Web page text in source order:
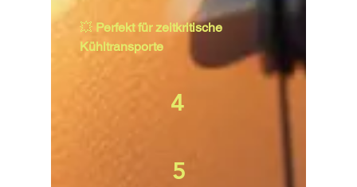
💥 Perfekt für zeitkritische
Kühltransporte
4
5